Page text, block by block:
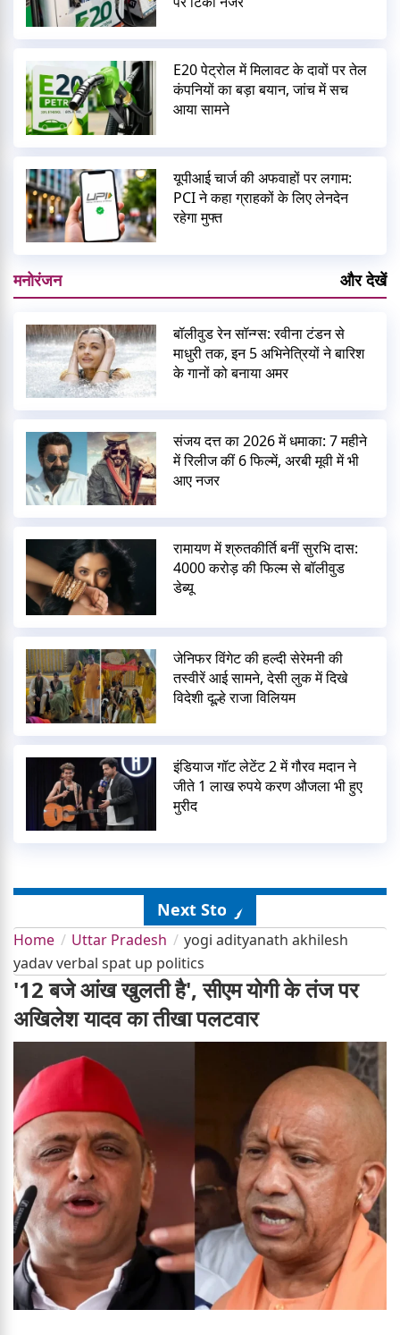
E20 पेट्रोल में मिलावट के दावों पर तेल
कंपनियों का बड़ा बयान, जांच में सच
आया सामने
यूपीआई चार्ज की अफवाहों पर लगाम:
PCI ने कहा ग्राहकों के लिए लेनदेन
रहेगा मुफ्त
मनोरंजन और देखें
बॉलीवुड रेन सॉन्ग्स: रवीना टंडन से
माधुरी तक, इन 5 अभिनेत्रियों ने बारिश
के गानों को बनाया अमर
संजय दत्त का 2026 में धमाका: 7 महीने
में रिलीज कीं 6 फिल्में, अरबी मूवी में भी
आए नजर
रामायण में श्रुतकीर्ति बनीं सुरभि दास:
4000 करोड़ की फिल्म से बॉलीवुड
डेब्यू
जेनिफर विंगेट की हल्दी सेरेमनी की
तस्वीरें आई सामने, देसी लुक में दिखे
विदेशी दूल्हे राजा विलियम
इंडियाज गॉट लेटेंट 2 में गौरव मदान ने
जीते 1 लाख रुपये करण औजला भी हुए
मुरीद
Next Story
Home Uttar Pradesh
yogi adityanath akhilesh
yadav verbal spat up politics
'12 बजे आंख खुलती है', सीएम योगी के तंज पर
अखिलेश यादव का तीखा पलटवार